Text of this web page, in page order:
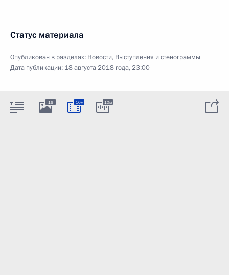
Статус материала
Опубликован в разделах: Новости, Выступления и стенограммы
Дата публикации: 18 августа 2018 года, 23:00
16 10м 10м